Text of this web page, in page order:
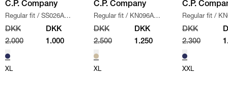
C.P. Company
Regular fit / SS026A
005086W SWEATSHIRT
DKK
2.000
DKK
1.000
XL
C.P. Company
Regular fit / KN096A
110560A STRIK / SAND
DKK
2.500
DKK
1.250
XL
C.P.
Regular fit /
/ NAVY
DKK
2.300
XXL